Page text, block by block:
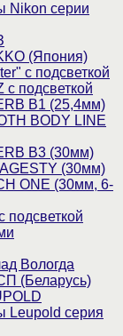
Nikon серии
(Япония)
с подсветкой
подсветкой
B1 (25,4мм)
BODY LINE
B3 (30мм)
(30мм)
ONE (30мм, 6-
Вологда
(Беларусь)
Leupold серия